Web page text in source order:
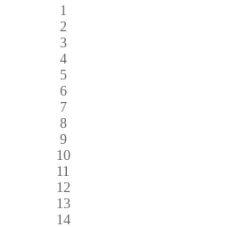
1
2
3
4
5
6
7
8
9
10
11
12
13
14